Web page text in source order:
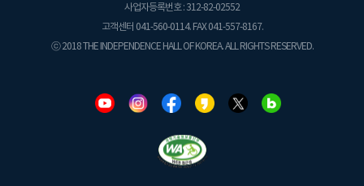
사업자등록번호 : 312-82-02552
고객센터 041-560-0114. FAX 041-557-8167.
ⓒ 2018 THE INDEPENDENCE HALL OF KOREA. ALL RIGHTS RESERVED.